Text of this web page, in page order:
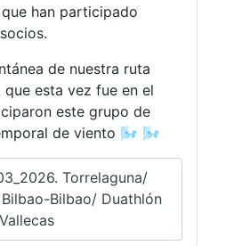
han participado
de nuestra ruta
esta vez fue en el
este grupo de
de viento 🌬️ 🌬️
Torrelaguna/
Bilbao/ Duathlón
Vallecas